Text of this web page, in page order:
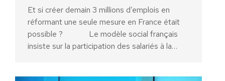
Et si créer demain 3 millions d’emplois en
réformant une seule mesure en France était
possible ? Le modèle social français
insiste sur la participation des salariés à la…